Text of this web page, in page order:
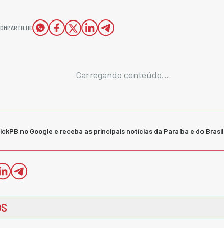
Carregando conteúdo...
no Google e receba as principais notícias da Paraíba e do Brasil